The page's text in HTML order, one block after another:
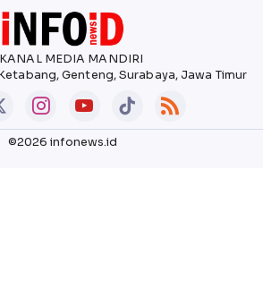
MEDIA MANDIRI
Genteng, Surabaya, Jawa Timur
©2026 infonews.id